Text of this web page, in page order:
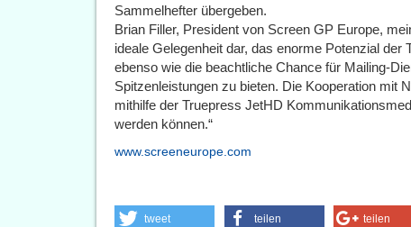
Sammelhefter übergeben.
Brian Filler, President von Screen GP Europe,
ideale Gelegenheit dar, das enorme Potenzial
ebenso wie die beachtliche Chance für Mailing-
Spitzenleistungen zu bieten. Die Kooperation mit
mithilfe der Truepress JetHD
werden können.“
www.screeneurope.com
tweet teilen teilen